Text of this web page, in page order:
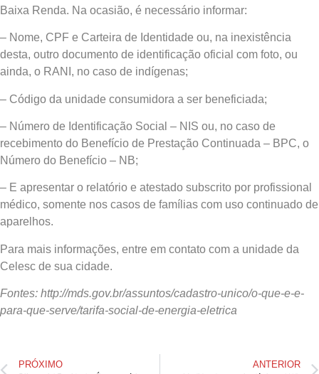
Baixa Renda. Na ocasião, é necessário informar:
– Nome, CPF e Carteira de Identidade ou, na inexistência
desta, outro documento de identificação oficial com foto, ou
ainda, o RANI, no caso de indígenas;
– Código da unidade consumidora a ser beneficiada;
– Número de Identificação Social – NIS ou, no caso de
recebimento do Benefício de Prestação Continuada – BPC, o
Número do Benefício – NB;
– E apresentar o relatório e atestado subscrito por profissional
médico, somente nos casos de famílias com uso continuado de
aparelhos.
Para mais informações, entre em contato com a unidade da
Celesc de sua cidade.
Fontes: http://mds.gov.br/assuntos/cadastro-unico/o-que-e-e-
para-que-serve/tarifa-social-de-energia-eletrica
PRÓXIMO ANTERIOR